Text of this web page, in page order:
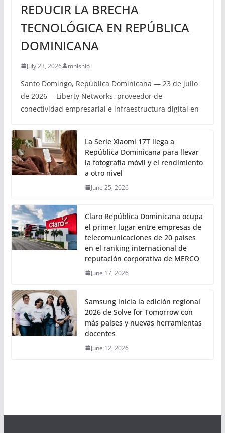
REDUCIR LA BRECHA
TECNOLÓGICA EN REPÚBLICA
DOMINICANA
July 23, 2026 mnishio
Santo Domingo, República Dominicana — 23 de julio
de 2026— Liberty Networks, proveedor de
conectividad empresarial e infraestructura digital en
La Serie Xiaomi 17T llega a
República Dominicana para llevar
la fotografía móvil y el rendimiento
a otro nivel
June 25, 2026
Claro República Dominicana ocupa
el primer lugar entre empresas de
telecomunicaciones de 20 países
en el ranking internacional de
reputación corporativa de MERCO
June 17, 2026
Samsung inicia la edición regional
2026 de Solve for Tomorrow con
más países y nuevas herramientas
docentes
June 12, 2026